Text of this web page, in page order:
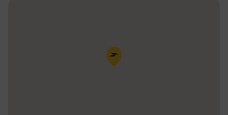
Pin de la carte